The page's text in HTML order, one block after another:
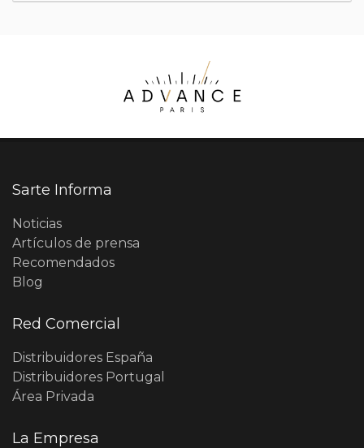
Sarte Informa
Noticias
Artículos de prensa
Recomendados
Blog
Red Comercial
Distribuidores España
Distribuidores Portugal
Área Privada
La Empresa